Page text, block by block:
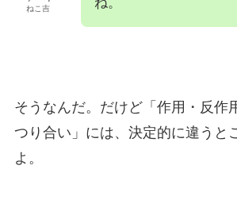
ねこ吉
そうなんだ。だけど「作用・反作
つり合い」には、決定的に違うと
よ。